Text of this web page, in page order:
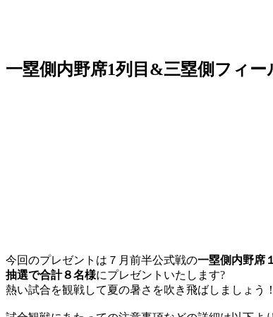
一塁側内野席1列目&三塁側フィ
今回のプレゼントは７月前半公式戦の一塁側内野席
抽選で合計８名様にプレゼントいたします?
熱い試合を観戦して夏の暑さを吹き飛ばしましょう